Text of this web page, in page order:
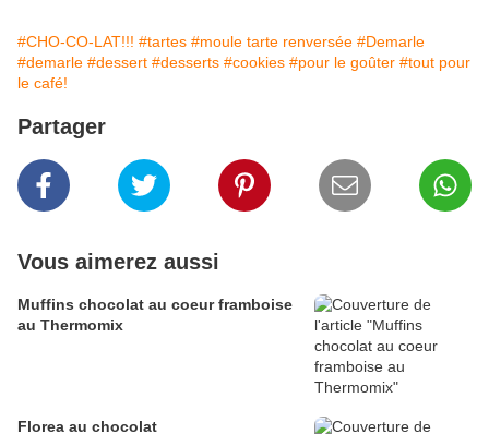
#CHO-CO-LAT!!! #tartes #moule tarte renversée #Demarle
#demarle #dessert #desserts #cookies #pour le goûter #tout pour
le café!
Partager
Vous aimerez aussi
Muffins chocolat au coeur framboise
au Thermomix
Florea au chocolat